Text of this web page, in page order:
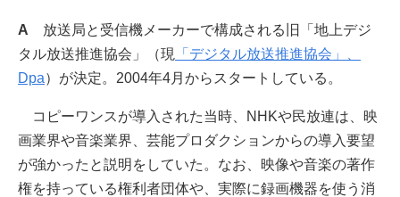
A 放送局と受信機メーカーで構成される旧「地上デジ
タル放送推進協会」（現
「デジタル放送推進協会」、
Dpa）が決定。2004年4月からスタートしている。
コピーワンスが導入された当時、NHKや民放連は、映
画業界や音楽業界、芸能プロダクションからの導入要望
が強かったと説明をしていた。なお、映像や音楽の著作
権を持っている権利者団体や、実際に録画機器を使う消